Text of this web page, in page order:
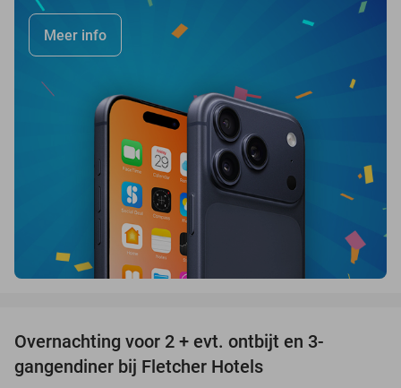
Meer info
Overnachting voor 2 + evt. ontbijt en 3-
gangendiner bij Fletcher Hotels